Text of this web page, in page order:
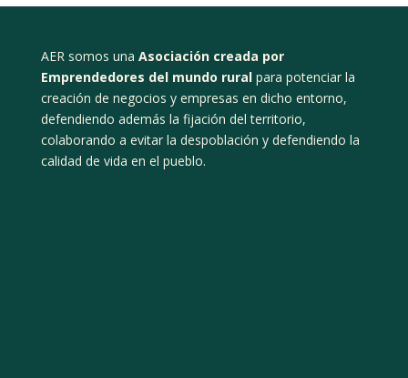
AER somos una Asociación creada por
Emprendedores del mundo ruralpara potenciar la
creación de negocios y empresas en dicho entorno,
defendiendo además la fijación del territorio,
colaborando a evitar la despoblación y defendiendo la
calidad de vida en el pueblo.